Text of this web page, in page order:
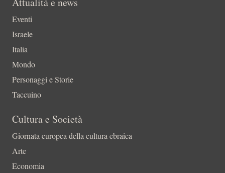
Eventi
Israele
Italia
Mondo
Personaggi e Storie
Taccuino
Cultura e Società
Giornata europea della cultura ebraica
Arte
Economia